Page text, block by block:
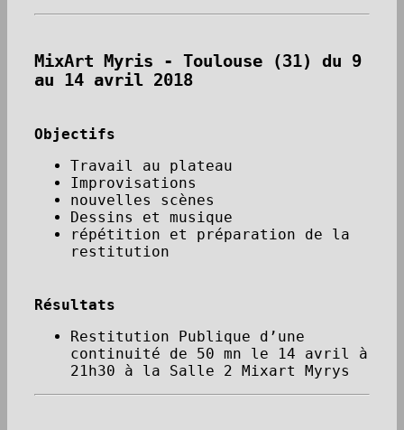
MixArt Myris - Toulouse (31) du 9
au 14 avril 2018
Objectifs
Travail au plateau
Improvisations
nouvelles scènes
Dessins et musique
répétition et préparation de la
restitution
Résultats
Restitution Publique d’une
continuité de 50 mn le 14 avril à
21h30 à la Salle 2 Mixart Myrys